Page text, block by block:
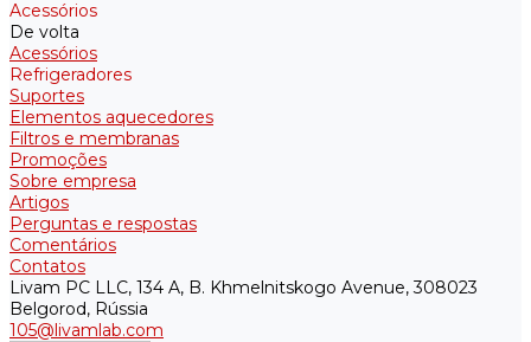
Acessórios
De volta
Acessórios
Refrigeradores
Suportes
Elementos aquecedores
Filtros e membranas
Promoções
Sobre empresa
Artigos
Perguntas e respostas
Comentários
Contatos
Livam PC LLC, 134 A, B. Khmelnitskogo Avenue, 308023
Belgorod, Rússia
105@livamlab.com